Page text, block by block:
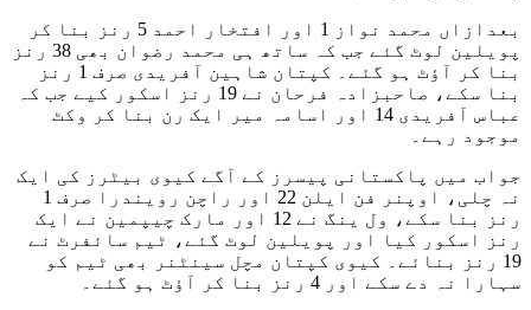
بعدازاں محمد نواز 1 اور افتخار احمد 5 رنز بنا کر
پویلین لوٹ گئے جب کہ ساتھ ہی محمد رضوان بھی 38 رنز
بنا کر آؤٹ ہو گئے۔ کپتان شاہین آفریدی صرف 1 رنز
بنا سکے، صاحبزادہ فرحان نے 19 رنز اسکور کیے جب کہ
عباس آفریدی 14 اور اسامہ میر ایک رن بنا کر وکٹ
موجود رہے۔
جواب میں پاکستانی پیسرز کے آگے کیوی بیٹرز کی ایک
نہ چلی، اوپنر فن ایلن 22 اور راچن رویندرا صرف 1
رنز بنا سکے، ول ینگ نے 12 اور مارک چیپمین نے ایک
رنز اسکور کیا اور پویلین لوٹ گئے، ٹیم سائفرٹ نے
19 رنز بنائے۔ کیوی کپتان مچل سینٹنر بھی ٹیم کو
سہارا نہ دے سکے اور 4 رنز بنا کر آؤٹ ہو گئے۔